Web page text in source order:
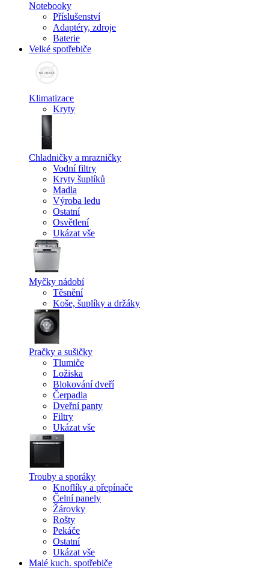
Notebooky
Příslušenství
Adaptéry, zdroje
Baterie
Velké spotřebiče
Klimatizace
Kryty
Chladničky a mrazničky
Vodní filtry
Kryty šuplíků
Madla
Výroba ledu
Ostatní
Osvětlení
Ukázat vše
Myčky nádobí
Těsnění
Koše, šuplíky a držáky
Pračky a sušičky
Tlumiče
Ložiska
Blokování dveří
Čerpadla
Dveřní panty
Filtry
Ukázat vše
Trouby a sporáky
Knoflíky a přepínače
Čelní panely
Žárovky
Rošty
Pekáče
Ostatní
Ukázat vše
Malé kuch. spotřebiče